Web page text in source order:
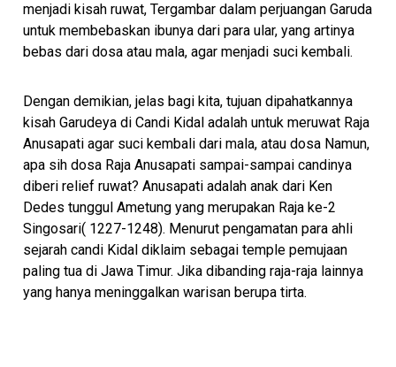
menjadi kisah ruwat, Tergambar dalam perjuangan Garuda
untuk membebaskan ibunya dari para ular, yang artinya
bebas dari dosa atau mala, agar menjadi suci kembali.
Dengan demikian, jelas bagi kita, tujuan dipahatkannya
kisah Garudeya di Candi Kidal adalah untuk meruwat Raja
Anusapati agar suci kembali dari mala, atau dosa Namun,
apa sih dosa Raja Anusapati sampai-sampai candinya
diberi relief ruwat? Anusapati adalah anak dari Ken
Dedes tunggul Ametung yang merupakan Raja ke-2
Singosari( 1227-1248). Menurut pengamatan para ahli
sejarah candi Kidal diklaim sebagai temple pemujaan
paling tua di Jawa Timur. Jika dibanding raja-raja lainnya
yang hanya meninggalkan warisan berupa tirta.